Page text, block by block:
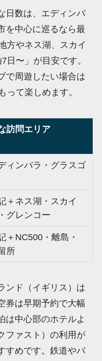
日数は、エディンバ
を中心に巡るなら最
方やネス湖、スカイ
日〜」が目安です。
で周遊したい場合は
って楽しめます。
訪問エリア
ィンバラ・グラスゴ
＋ネス湖・スカイ
グレンコー
＋NC500・離島・
所
ンド（イギリス）は
券は早期予約で大幅
は中心部のホテルよ
ファスト）の利用が
すめです。鉄道やバ